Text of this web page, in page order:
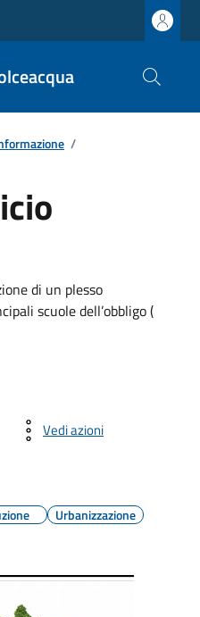
/
di un plesso
scuole dell’obbligo (
Vedi azioni
Urbanizzazione